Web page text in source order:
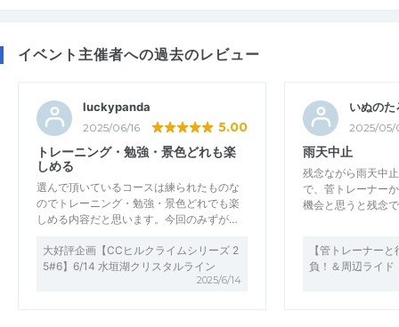
イベント主催者への過去のレビュー
luckypanda
2025/06/16 5.00
トレーニング・勉強・景色どれも楽
しめる
選んで頂いているコースは練られたものな
のでトレーニング・勉強・景色どれでも楽
しめる内容だと思います。今回のみずが…
大好評企画【CCヒルクライムシリーズ 2
5#6】6/14 水垣湖クリスタルライン
2025/6/14
いぬのた
2025/
雨天中止
残念ながら雨天中
で、菅トレーナー
機会と思うと残念
【管トレーナー
負！＆周辺ライド